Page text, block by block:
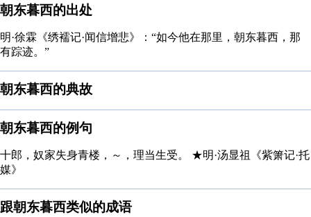
朝东暮西的出处
明·徐霖《绣襦记·闻信增悲》：“如今他在那里，朝东暮西，那
有踪迹。”
朝东暮西的典故
朝东暮西的例句
十郎，奴家失身青楼，～，理当生受。 ★明·汤显祖《紫箫记·托
媒》
跟朝东暮西类似的成语